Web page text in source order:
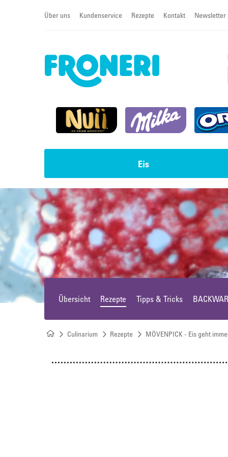
Über uns Kundenservice Rezepte Kontakt Newsletter
Eis
Impulseis
Offeneis
Eiswürfel
Torten & Cremeschnitten
Rundkuchen & Plattenkuchen
Süßes Kleingebäck
Übersicht Rezepte Tipps & Tricks
Culinarium Rezepte MÖVENPICK - Eis geht